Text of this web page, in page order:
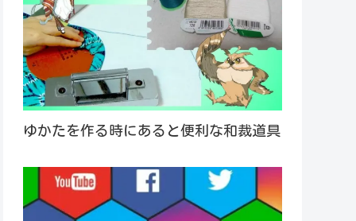
ゆかたを作る時にあると便利な和裁道具